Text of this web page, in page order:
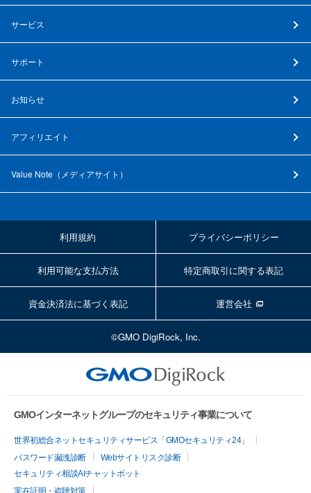
サービス
サポート
お知らせ
アフィリエイト
Value Note（ メディアサイト ）
利用規約 プライバシーポリシー
利用可能な支払方法 特定商取引に関する表記
資金決済法に基づく表記 運営会社
©GMO DigiRock, Inc.
GMOインターネットグループのセキュリティ事業について
世界初総合ネットセキュリティサービス「GMOセキュリティ24」
パスワード漏洩診断
Webサイトリスク診断
セキュリティ相談AIチャットボット
実在証明・盗聴対策